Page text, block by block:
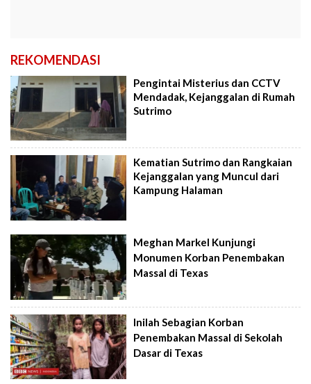
REKOMENDASI
Pengintai Misterius dan CCTV
Mendadak, Kejanggalan di Rumah
Sutrimo
Kematian Sutrimo dan Rangkaian
Kejanggalan yang Muncul dari
Kampung Halaman
Meghan Markel Kunjungi
Monumen Korban Penembakan
Massal di Texas
Inilah Sebagian Korban
Penembakan Massal di Sekolah
Dasar di Texas